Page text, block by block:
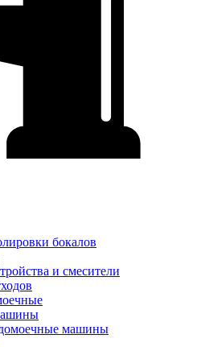
бокалов
и смесители
машины